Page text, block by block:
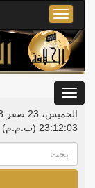
Toggle
navigation
الخميس، 23 صفر 1448هـ | 06 أغسطس 2026م |
23:12:03 (ت.م.م)